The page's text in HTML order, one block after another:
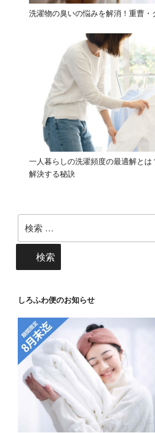
洗濯物の臭いの悩みを解消！重曹
一人暮らしの洗濯頻度の最適解とは
解決する秘訣
索:
検索
しろふわ便のお知らせ